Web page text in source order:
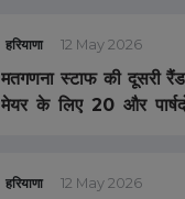
हरियाणा 12 May 2026
मतगणना स्टाफ की दूसरी
मेयर के लिए 20 और
हरियाणा 12 May 2026